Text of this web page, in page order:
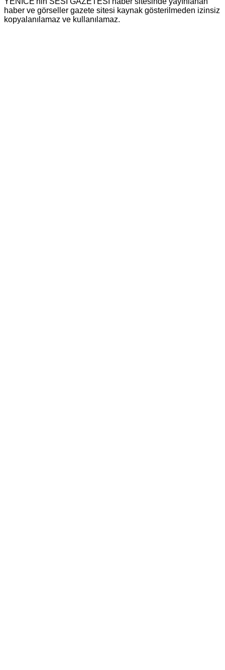
haber ve görseller gazete sitesi kaynak gösterilmeden izinsiz
kopyalanılamaz ve kullanılamaz.